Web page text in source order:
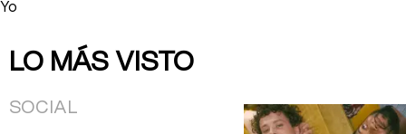
Yo
LO MÁS VISTO
SOCIAL